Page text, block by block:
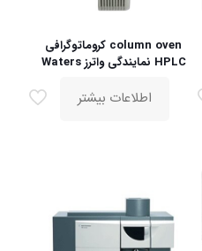
column oven کروماتوگرافی
HPLC نمایندگی واترز Waters
اطلاعات بیشتر